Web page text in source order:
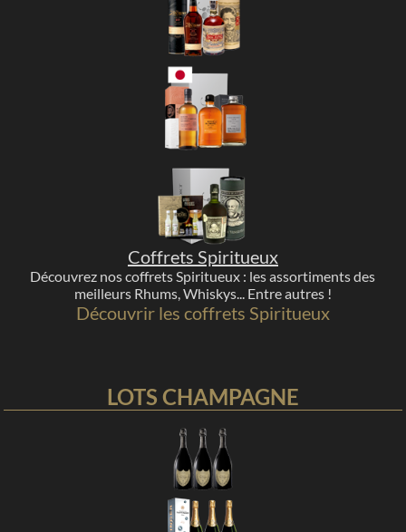
Coffrets Spiritueux
Découvrez nos coffrets Spiritueux : les assortiments des
meilleurs Rhums, Whiskys... Entre autres !
Découvrir les coffrets Spiritueux
LOTS CHAMPAGNE